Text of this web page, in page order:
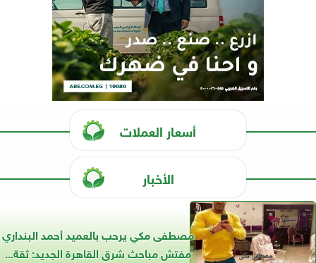
أسعار العملات
الأخبار
مصطفى مكي يرحب بالعميد أحمد البنداري
مفتش مباحث شرق القاهرة الجديد: ثقة...